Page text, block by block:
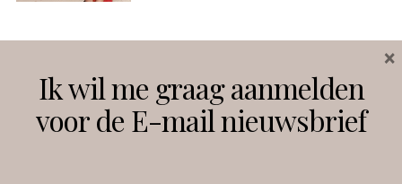
Instagram Facebook
Ik wil me graag aanmelden
voor de E-mail nieuwsbrief
×